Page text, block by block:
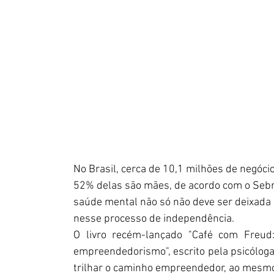
No Brasil, cerca de 10,1 milhões de
52% delas são mães, de acordo com o
saúde mental não só não deve ser
nesse processo de independência.
O livro recém-lançado "Café com
empreendedorismo", escrito pela
trilhar o caminho empreendedor, ao